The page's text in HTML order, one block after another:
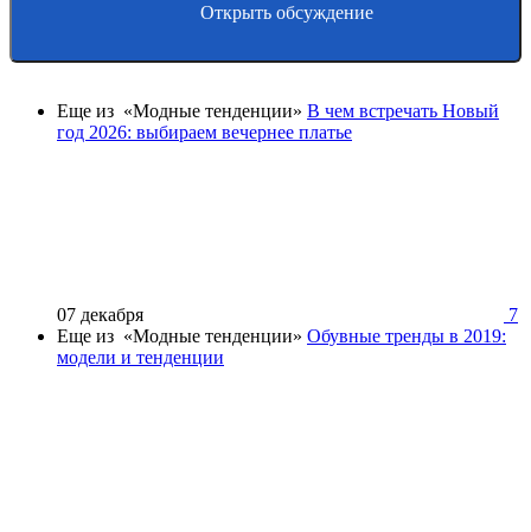
Открыть обсуждение
Еще из «Модные тенденции» В чем встречать Новый
год 2026: выбираем вечернее платье
07 декабря
7
Еще из «Модные тенденции» Обувные тренды в 2019:
модели и тенденции